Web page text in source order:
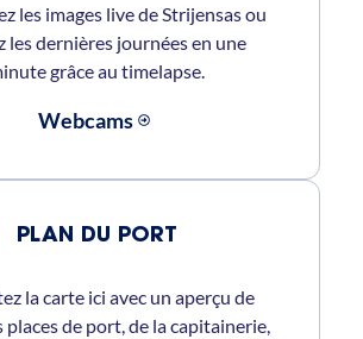
les images live de Strijensas ou
les dernières journées en une
grâce au timelapse.
Webcams
PLAN DU PORT
la carte ici avec un aperçu de
places de port, de la capitainerie,